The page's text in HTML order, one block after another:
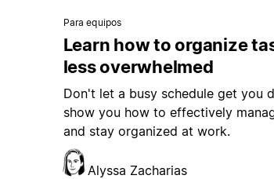
Para equipos
Learn how to organize
less overwhelmed
Don't let a busy schedule get you
show you how to effectively
and stay organized at work.
Alyssa Zacharias